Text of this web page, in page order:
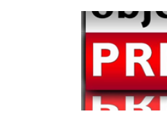
günü itibarıyla
gram altın 6 bin
40 bin 653 TL,
330...